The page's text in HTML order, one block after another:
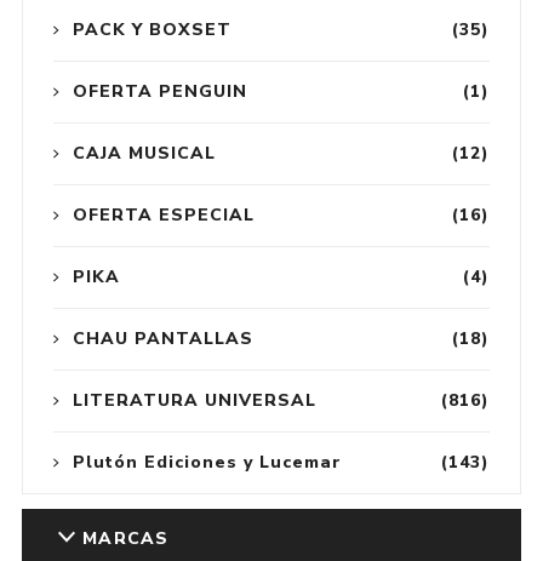
(35)
PACK Y BOXSET
(1)
OFERTA PENGUIN
(12)
CAJA MUSICAL
(16)
OFERTA ESPECIAL
(4)
PIKA
(18)
CHAU PANTALLAS
(816)
LITERATURA UNIVERSAL
(143)
Plutón Ediciones y Lucemar
MARCAS